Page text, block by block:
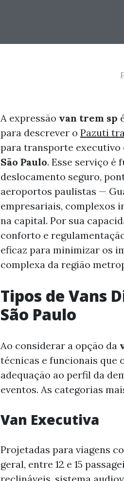
A expressão van trem sp
para descrever o Pazuti
para transporte
São Paulo. Esse serviço é
deslocamento seguro,
aeroportos paulistas —
empresariais, complexos
na capital. Por sua
conforto e
eficaz para minimizar os
complexa da região
Tipos de Vans
São Paulo
Ao considerar a opção da
técnicas e funcionais que
adequação ao perfil da
eventos. As categorias
Van Executiva
Projetadas para viagens
geral, entre 12 e 15